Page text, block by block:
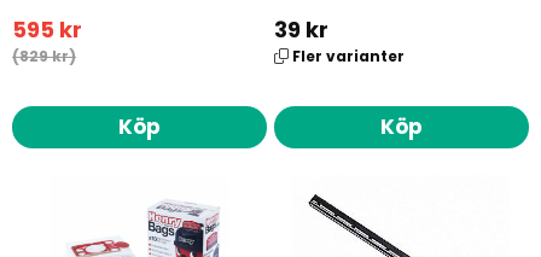
595 kr
(829 kr)
Köp
39 kr
Fler varianter
Köp